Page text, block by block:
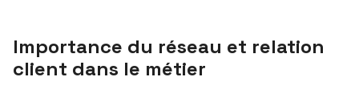
Importance du réseau et relation
client dans le métier